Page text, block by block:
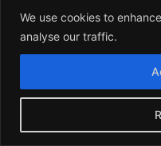
We use cookies to
analyse our traffic.
Ja, in Hessen gibt
Bildungskredite, die
4. Welche